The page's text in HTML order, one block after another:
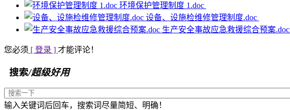
环境保护管理制度 1.doc
设备、设施检维修管理制度.doc
生产安全事故应急救援综合预案.doc
您必须 [ 登录 ] 才能评论！
搜索/超级好用
输入关键词后回车，搜索词尽量简短、明确！